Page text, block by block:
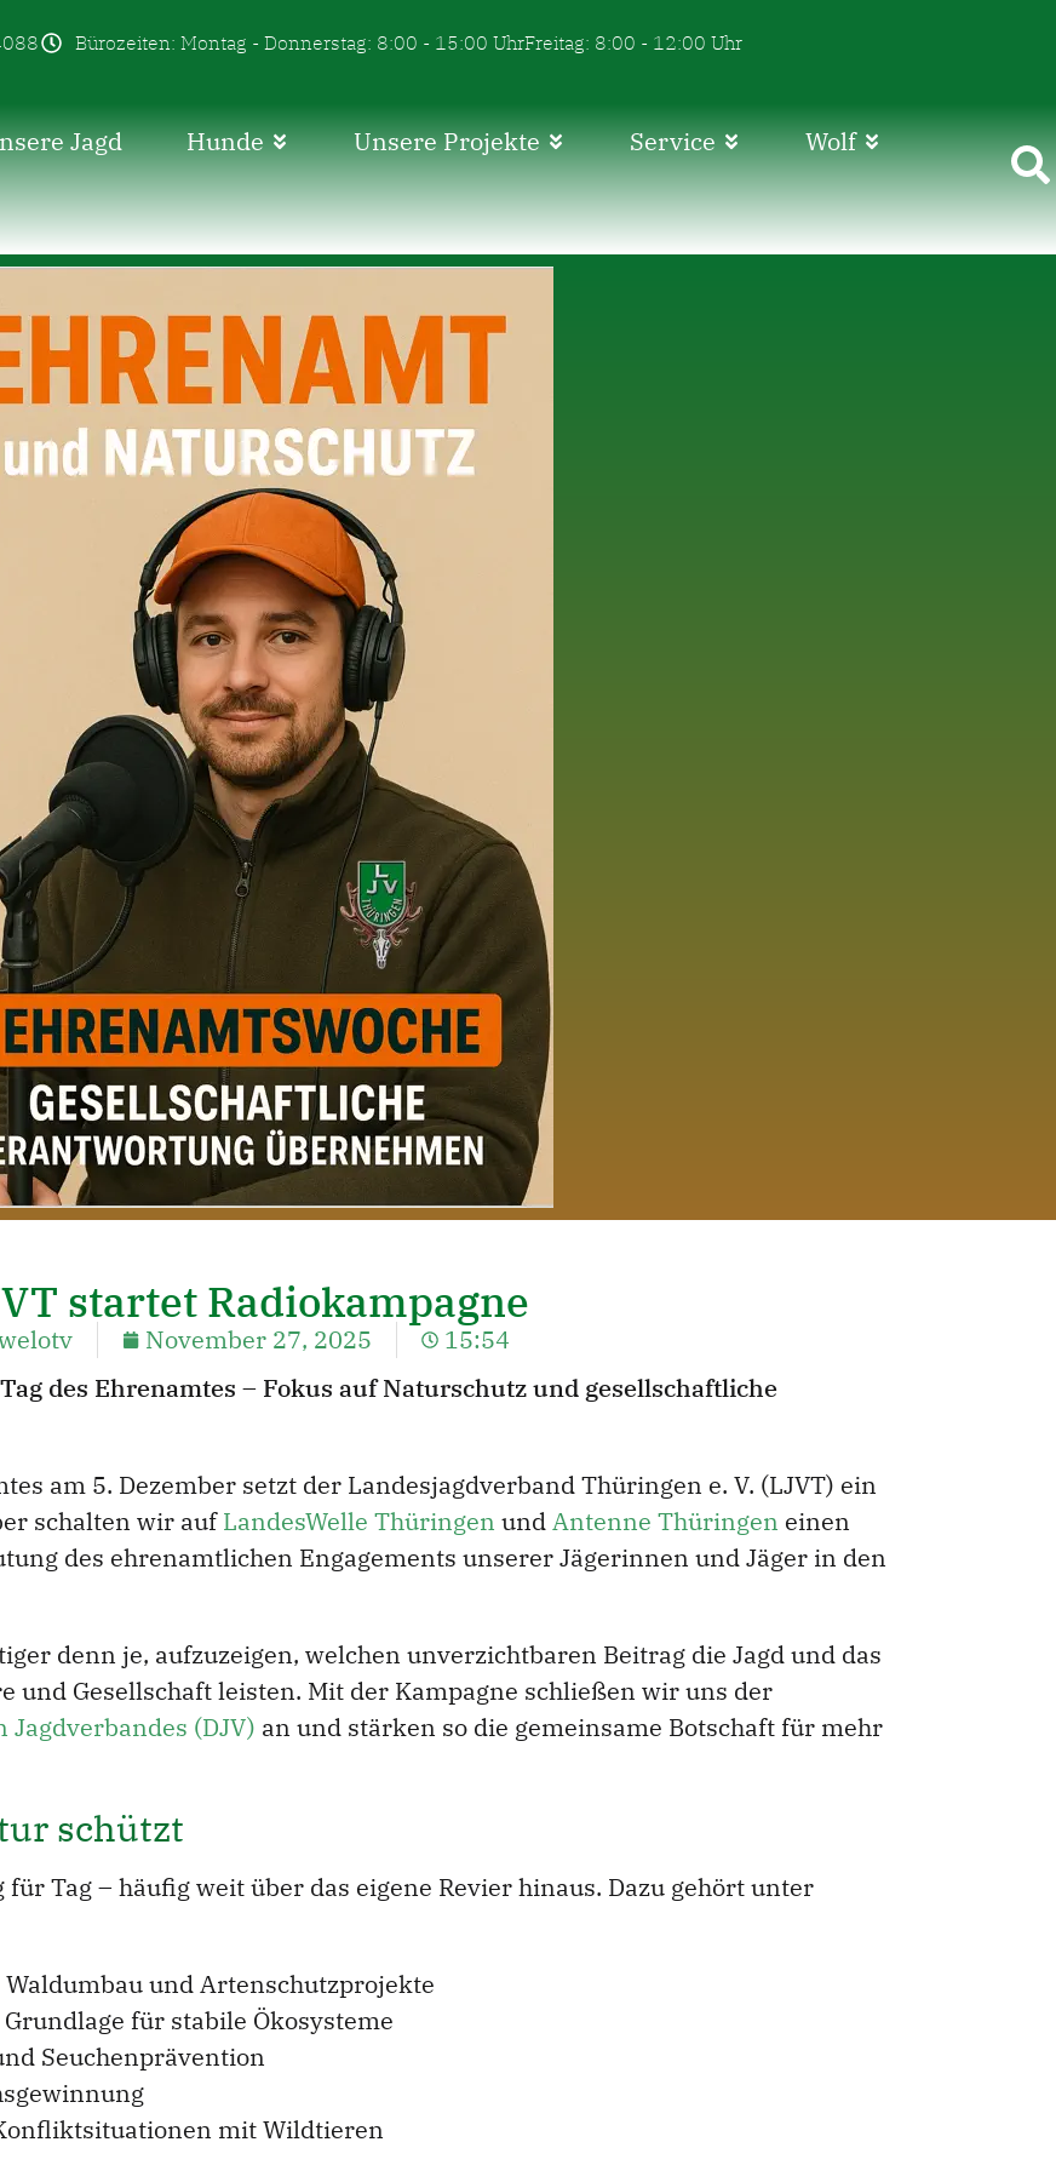
Bürozeiten: Montag - Donnerstag: 8:00 - 15:00 UhrFreitag: 8:00 - 12:00 Uhr
Jagd Hunde Unsere Projekte Service
Wolf
startet Radiokampagne
November 27, 2025
15:54
des Ehrenamtes – Fokus auf Naturschutz und gesellschaftliche
am 5. Dezember setzt der Landesjagdverband Thüringen e. V. (LJVT) ein
schalten wir aufLandesWelle Thüringen undAntenne Thüringen einen
des ehrenamtlichen Engagements unserer Jägerinnen und Jäger in den
denn je, aufzuzeigen, welchen unverzichtbaren Beitrag die Jagd und das
und Gesellschaft leisten. Mit der Kampagne schließen wir uns der
Jagdverbandes (DJV) an und stärken so die gemeinsame Botschaft für mehr
schützt
Tag – häufig weit über das eigene Revier hinaus. Dazu gehört unter
und Artenschutzprojekte
für stabile Ökosysteme
Seuchenprävention
mit Wildtieren